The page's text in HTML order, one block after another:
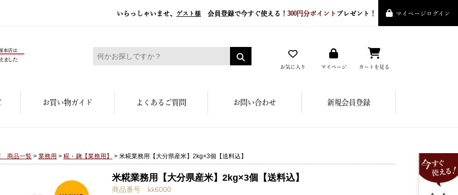
いらっしゃいませ、 ゲスト様 会員登録で今すぐ使える！ 300円分ポイント プレゼント！ マイページログイン
糀屋本店 - 元禄二年。創業三百余年の味
お気に入り マイページ カートを見る
お買い物ガイド よくあるご質問 お問い合わせ 新規会員登録
商品一覧 > 業務用 > 糀・麹【業務用】 > 米糀業務用【大分県産米】2kg×3個【送料込】
米糀業務用【大分県産米】2kg×3個【送料込】
商品番号 kk6000